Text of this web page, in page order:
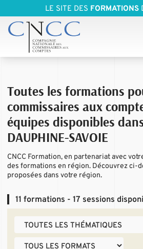
LE SITE DES FORMATIONS
Toutes les formations
commissaires aux
équipes disponibles
DAUPHINE-SAVOIE
CNCC Formation, en partenariat avec
des formations en région. Découvrez ci-
proposées dans votre région.
11 formations - 17 sessions